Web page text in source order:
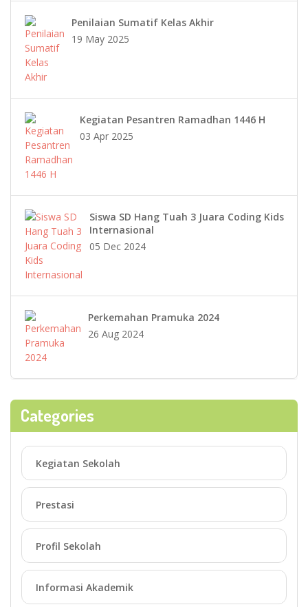
Penilaian Sumatif Kelas Akhir
19 May 2025
Kegiatan Pesantren Ramadhan 1446 H
03 Apr 2025
Siswa SD Hang Tuah 3 Juara Coding Kids
Internasional
05 Dec 2024
Perkemahan Pramuka 2024
26 Aug 2024
Categories
Kegiatan Sekolah
Prestasi
Profil Sekolah
Informasi Akademik